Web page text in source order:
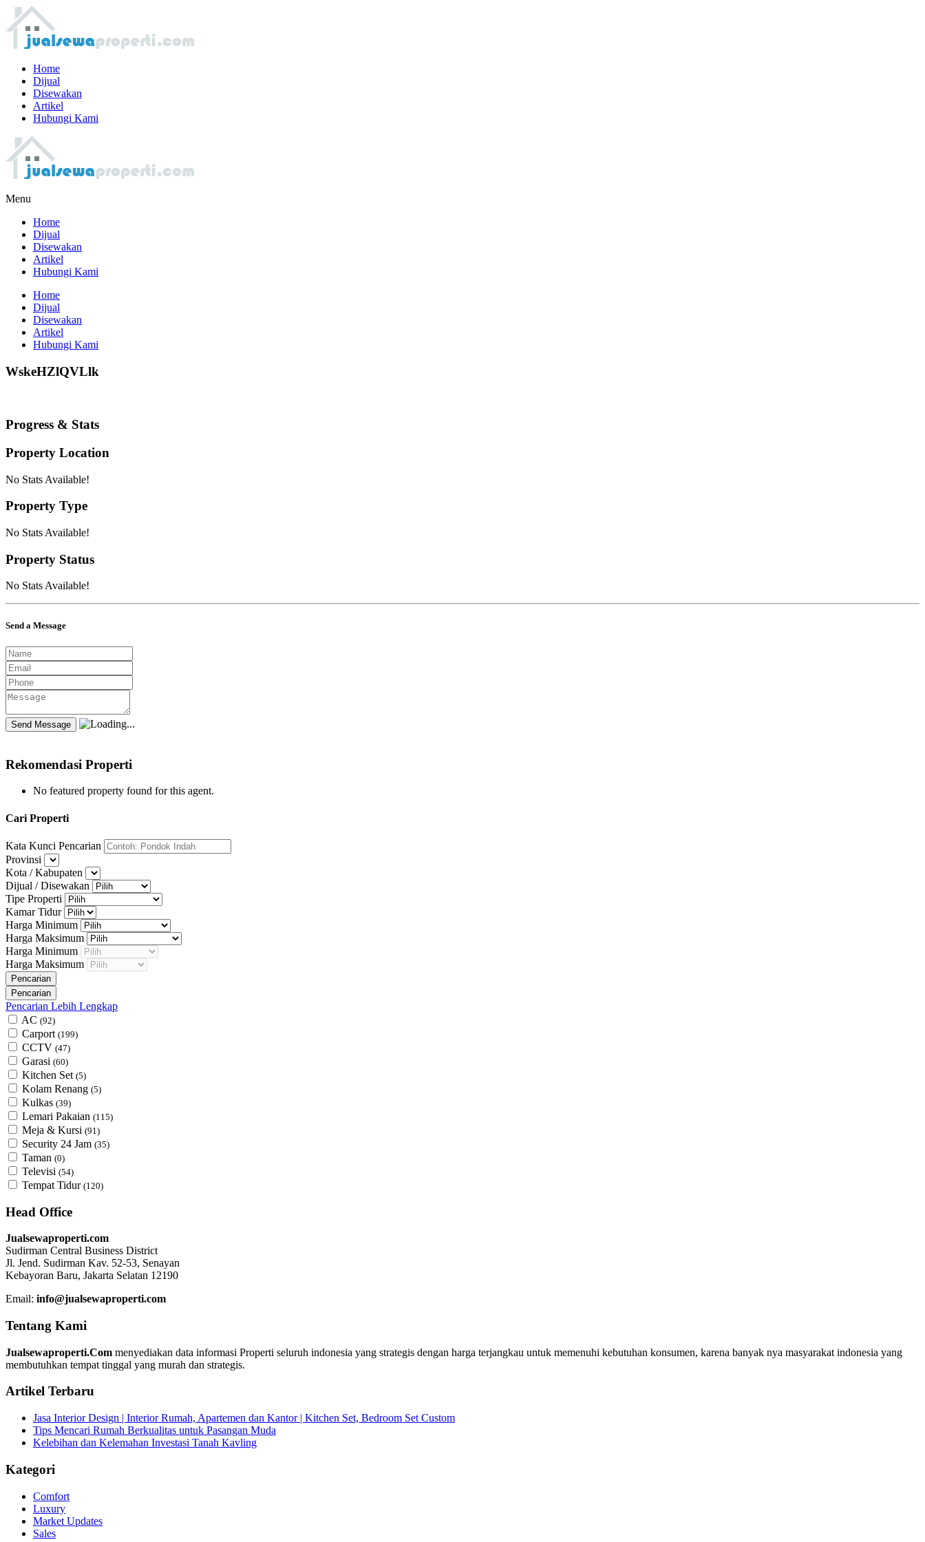
Home
Dijual
Disewakan
Artikel
Hubungi Kami
Menu
Home
Dijual
Disewakan
Artikel
Hubungi Kami
Home
Dijual
Disewakan
Artikel
Hubungi Kami
WskeHZlQVLlk
Progress & Stats
Property Location
No Stats Available!
Property Type
No Stats Available!
Property Status
No Stats Available!
Send a Message
Rekomendasi Properti
No featured property found for this agent.
Cari Properti
Kata Kunci Pencarian
Provinsi
Kota / Kabupaten
Dijual / Disewakan
Tipe Properti
Kamar Tidur
Harga Minimum
Harga Maksimum
Harga Minimum
Harga Maksimum
Pencarian Lebih Lengkap
AC (92)
Carport (199)
CCTV (47)
Garasi (60)
Kitchen Set (5)
Kolam Renang (5)
Kulkas (39)
Lemari Pakaian (115)
Meja & Kursi (91)
Security 24 Jam (35)
Taman (0)
Televisi (54)
Tempat Tidur (120)
Head Office
Jualsewaproperti.com
Sudirman Central Business District
Jl. Jend. Sudirman Kav. 52-53, Senayan
Kebayoran Baru, Jakarta Selatan 12190
Email: info@jualsewaproperti.com
Tentang Kami
Jualsewaproperti.Com menyediakan data informasi Properti seluruh indonesia yang strategis dengan harga terjangkau untuk memenuhi kebutuhan konsumen, karena banyak nya masyarakat indonesia yang
membutuhkan tempat tinggal yang murah dan strategis.
Artikel Terbaru
Jasa Interior Design | Interior Rumah, Apartemen dan Kantor | Kitchen Set, Bedroom Set Custom
Tips Mencari Rumah Berkualitas untuk Pasangan Muda
Kelebihan dan Kelemahan Investasi Tanah Kavling
Kategori
Comfort
Luxury
Market Updates
Sales